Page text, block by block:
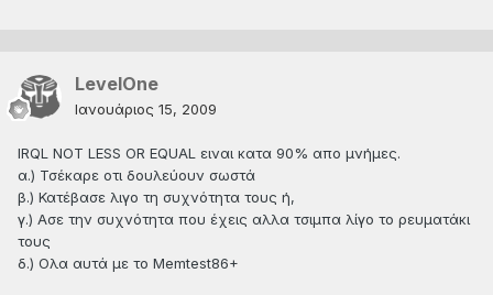
LevelOne
Ιανουάριος 15, 2009
IRQL NOT LESS OR EQUAL ειναι κατα 90% απο μνήμες.
α.) Τσέκαρε οτι δουλεύουν σωστά
β.) Κατέβασε λιγο τη συχνότητα τους ή,
γ.) Ασε την συχνότητα που έχεις αλλα τσιμπα λίγο το ρευματάκι
τους
δ.) Ολα αυτά με το Memtest86+